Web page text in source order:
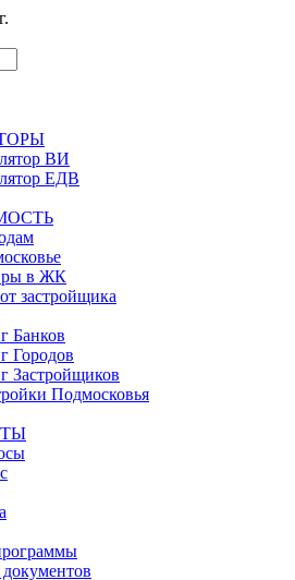
ВИ
ЕДВ
в ЖК
застройщика
Банков
Городов
Застройщиков
Подмосковья